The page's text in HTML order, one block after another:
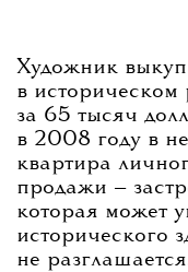
Художник
в
за 65 тысяч
в 2008 году в
квартира
продажи —
которая может
исторического
не